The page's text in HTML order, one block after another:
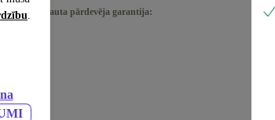
.
Iekļauta pārdevēja garantija: